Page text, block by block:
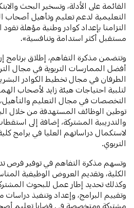
القائمة على الأدلة، وتسخير البحث
التعليمية لدعم تعليم وتأهيل أصحاب
التزامنا بإعداد كوادر وطنية مؤهلة تقود
مستقبل أكثر استدامة وتنافسية».
وتتضمن مذكرة التفاهم، إطلاق برنامج
أفضل الممارسات التربوية في مجال
الطرفان في مجال تخطيط الكوادر
لتلبية احتياجات هيئة زايد لأصحاب
التخصصات في مجال التعليم
توطين الوظائف المستهدفة من خلال
والتدريبية المشتركة، إضافة إلى
لاستكمال دراساتهم العليا في برامج كلية
التربوي.
وتسهم مذكرة التفاهم في توفير فرص
الكلية، وتقديم العروض الوظيفية
وكذلك تحديد إطار عمل للبحوث
وتقييم البرامج، وإعداد وتنفيذ دراسات
مشتركة ومتخصصة في قضايا تعليم